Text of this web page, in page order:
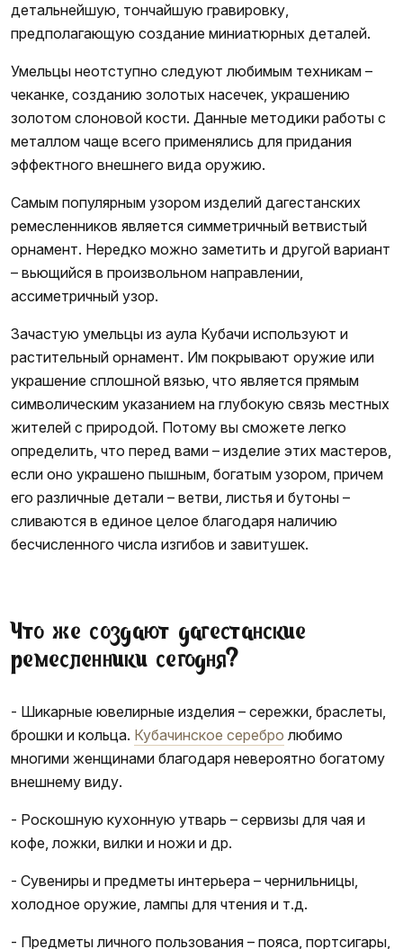
детальнейшую, тончайшую гравировку,
предполагающую создание миниатюрных деталей.
Умельцы неотступно следуют любимым техникам –
чеканке, созданию золотых насечек, украшению
золотом слоновой кости. Данные методики работы с
металлом чаще всего применялись для придания
эффектного внешнего вида оружию.
Самым популярным узором изделий дагестанских
ремесленников является симметричный ветвистый
орнамент. Нередко можно заметить и другой вариант
– вьющийся в произвольном направлении,
ассиметричный узор.
Зачастую умельцы из аула Кубачи используют и
растительный орнамент. Им покрывают оружие или
украшение сплошной вязью, что является прямым
символическим указанием на глубокую связь местных
жителей с природой. Потому вы сможете легко
определить, что перед вами – изделие этих мастеров,
если оно украшено пышным, богатым узором, причем
его различные детали – ветви, листья и бутоны –
сливаются в единое целое благодаря наличию
бесчисленного числа изгибов и завитушек.
Что же создают дагестанские
ремесленники сегодня?
- Шикарные ювелирные изделия – сережки, браслеты,
брошки и кольца. Кубачинское серебро любимо
многими женщинами благодаря невероятно богатому
внешнему виду.
- Роскошную кухонную утварь – сервизы для чая и
кофе, ложки, вилки и ножи и др.
- Сувениры и предметы интерьера – чернильницы,
холодное оружие, лампы для чтения и т.д.
- Предметы личного пользования – пояса, портсигары,